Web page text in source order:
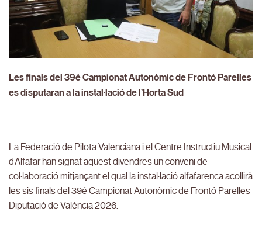
Les finals del 39é Campionat Autonòmic de Frontó Parelles
es disputaran a la instal·lació de l’Horta Sud
La Federació de Pilota Valenciana i el Centre Instructiu Musical
d’Alfafar han signat aquest divendres un conveni de
col·laboració mitjançant el qual la instal·lació alfafarenca acollirà
les sis finals del 39é Campionat Autonòmic de Frontó Parelles
Diputació de València 2026.